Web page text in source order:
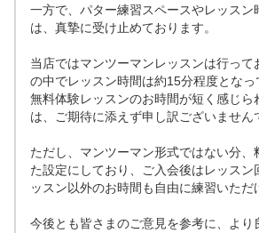
一方で、パター練習スペースやレッスン
は、真摯に受け止めております。
当店ではマンツーマンレッスンは行って
の中でレッスン時間は約15分程度となっ
無料体験レッスンのお時間が短く感じら
は、ご期待に添えず申し訳ございません
ただし、マンツーマン形式ではない分、
た設定にしており、ご入会後はレッスン
ッスン以外のお時間も自由に練習いただ
今後とも皆さまのご意見を参考に、より